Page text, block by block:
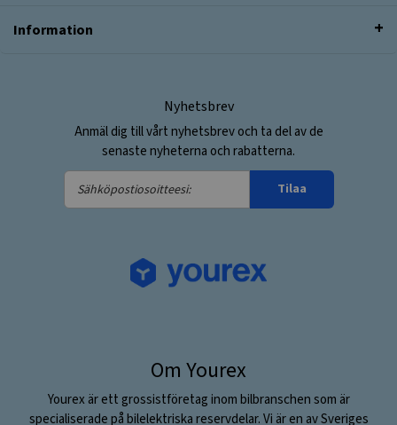
Information
Nyhetsbrev
Anmäl dig till vårt nyhetsbrev och ta del av de
senaste nyheterna och rabatterna.
Sähköpostiosoitteesi:
Tilaa
Om Yourex
Yourex är ett grossistföretag inom bilbranschen som är
specialiserade på bilelektriska reservdelar. Vi är en av Sveriges